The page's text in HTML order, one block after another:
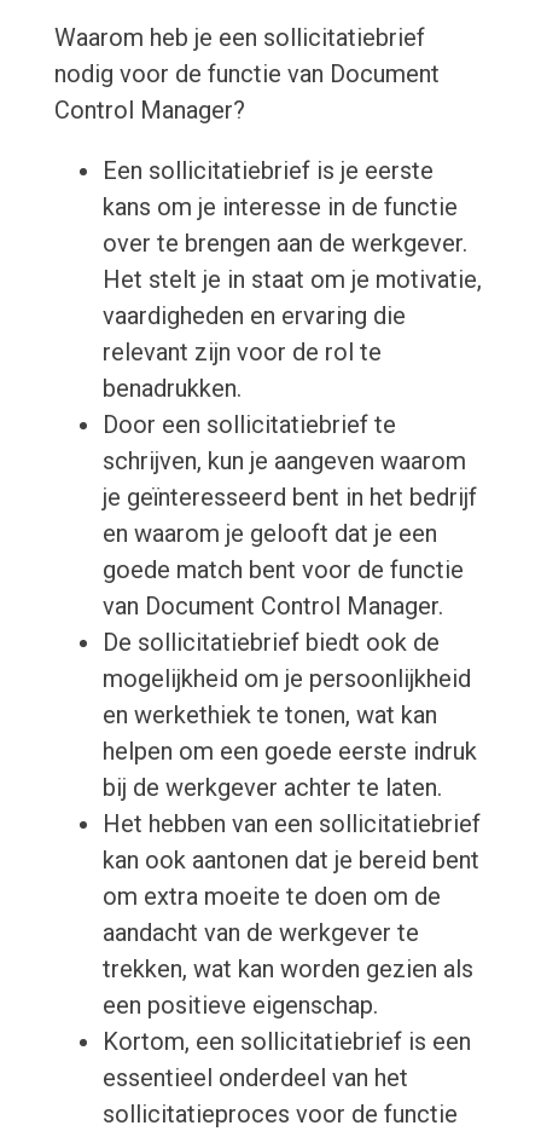
Waarom heb je een sollicitatiebrief
nodig voor de functie van Document
Control Manager?
Een sollicitatiebrief is je eerste
kans om je interesse in de functie
over te brengen aan de werkgever.
Het stelt je in staat om je motivatie,
vaardigheden en ervaring die
relevant zijn voor de rol te
benadrukken.
Door een sollicitatiebrief te
schrijven, kun je aangeven waarom
je geïnteresseerd bent in het bedrijf
en waarom je gelooft dat je een
goede match bent voor de functie
van Document Control Manager.
De sollicitatiebrief biedt ook de
mogelijkheid om je persoonlijkheid
en werkethiek te tonen, wat kan
helpen om een goede eerste indruk
bij de werkgever achter te laten.
Het hebben van een sollicitatiebrief
kan ook aantonen dat je bereid bent
om extra moeite te doen om de
aandacht van de werkgever te
trekken, wat kan worden gezien als
een positieve eigenschap.
Kortom, een sollicitatiebrief is een
essentieel onderdeel van het
sollicitatieproces voor de functie